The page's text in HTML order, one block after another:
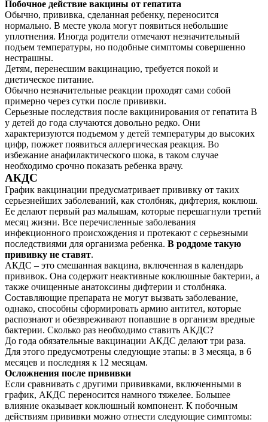
Побочное действие вакцины от гепатита
Обычно, прививка, сделанная ребенку, переносится
нормально. В месте укола могут появиться небольшие
уплотнения. Иногда родители отмечают незначительный
подъем температуры, но подобные симптомы совершенно
нестрашны.
Детям, перенесшим вакцинацию, требуется покой и
диетическое питание.
Обычно незначительные реакции проходят сами собой
примерно через сутки после прививки.
Серьезные последствия после вакцинирования от гепатита В
у детей до года случаются довольно редко. Они
характеризуются подъемом у детей температуры до высоких
цифр, пожжет появиться аллергическая реакция. Во
избежание анафилактического шока, в таком случае
необходимо срочно показать ребенка врачу.
АКДС
График вакцинации предусматривает прививку от таких
серьезнейших заболеваний, как столбняк, дифтерия, коклюш.
Ее делают первый раз малышам, которые перешагнули третий
месяц жизни. Все перечисленные заболевания
инфекционного происхождения и протекают с серьезными
последствиями для организма ребенка. В роддоме такую
прививку не ставят.
АКДС – это смешанная вакцина, включенная в календарь
прививок. Она содержит неактивные коклюшные бактерии, а
также очищенные анатоксины дифтерии и столбняка.
Составляющие препарата не могут вызвать заболевание,
однако, способны сформировать армию антител, которые
распознают и обезвреживают попавшие в организм вредные
бактерии. Сколько раз необходимо ставить АКДС?
До года обязательные вакцинации АКДС делают три раза.
Для этого предусмотрены следующие этапы: в 3 месяца, в 6
месяцев и последняя к 12 месяцам.
Осложнения после прививки
Если сравнивать с другими прививками, включенными в
график, АКДС переносится намного тяжелее. Большее
влияние оказывает коклюшный компонент. К побочным
действиям прививки можно отнести следующие симптомы: